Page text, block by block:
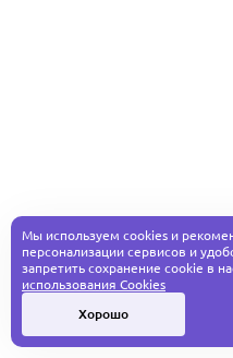
Мы используем cookies и
персонализации сервисов и
запретить сохранение cookie в
использования Cookies
Хорошо